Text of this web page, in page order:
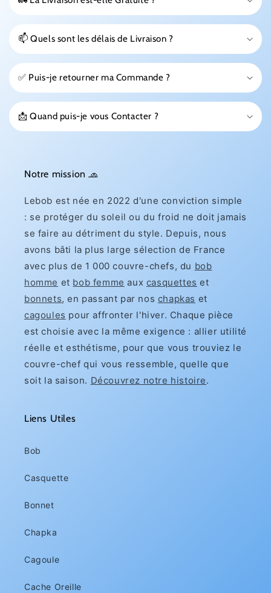
📫 Quels sont les délais de Livraison ?
✅ Puis-je retourner ma Commande ?
📩 Quand puis-je vous Contacter ?
Notre mission 🧢
Lebob est née en 2022 d'une conviction simple
: se protéger du soleil ou du froid ne doit jamais
se faire au détriment du style. Depuis, nous
avons bâti la plus large sélection de France
avec plus de 1 000 couvre-chefs, du bob
homme et bob femme aux casquettes et
bonnets, en passant par nos chapkas et
cagoules pour affronter l'hiver. Chaque pièce
est choisie avec la même exigence : allier utilité
réelle et esthétisme, pour que vous trouviez le
couvre-chef qui vous ressemble, quelle que
soit la saison. Découvrez notre histoire.
Liens Utiles
Bob
Casquette
Bonnet
Chapka
Cagoule
Cache Oreille